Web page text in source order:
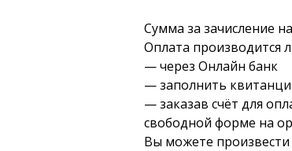
Сумма за зачисление
Оплата производится
— через Онлайн банк
— заполнить
— заказав счёт для
свободной форме на
Вы можете